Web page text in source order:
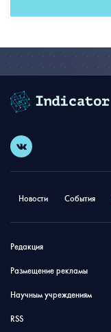
Новости События
Редакция
Размещение рекламы
Научным учреждениям
RSS